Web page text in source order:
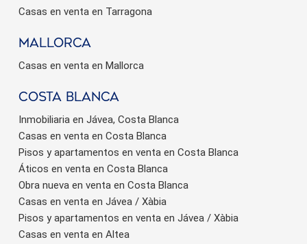
Casas en venta en Tarragona
Mallorca
Casas en venta en Mallorca
Costa Blanca
Inmobiliaria en Jávea, Costa Blanca
Casas en venta en Costa Blanca
Pisos y apartamentos en venta en Costa Blanca
Áticos en venta en Costa Blanca
Obra nueva en venta en Costa Blanca
Casas en venta en Jávea / Xàbia
Pisos y apartamentos en venta en Jávea / Xàbia
Casas en venta en Altea